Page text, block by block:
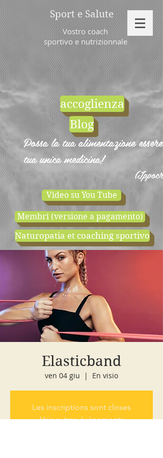
Sport e Salute
Vostro coach
sportivo e nutrizionnale
accoglienza
Blog
Possa la tua alimentazione essere
tua unica medicina!
Video su You Tube
Membri (versione a pagamento)
Naturopatia et coaching sportivo
cours d'essai
Elasticband
ven 04 giu
  |
En visio
Les inscriptions sont closes
Voir autres événements